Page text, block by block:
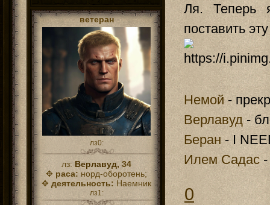
ветеран
лз0:
лз: Верлавуд, 34
✥ раса: норд-оборотень;
✥ деятельность: Наемник
лз1:
Ля. Теперь
поставить
Немой -
Верлавуд-
Беран - I
Илем Садас-
0